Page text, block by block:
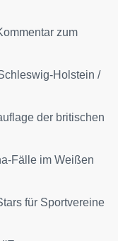
zum
Holstein /
der britischen
Fälle im Weißen
für Sportvereine